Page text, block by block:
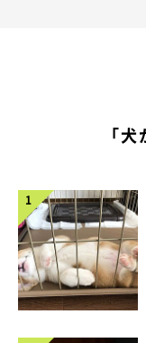
「